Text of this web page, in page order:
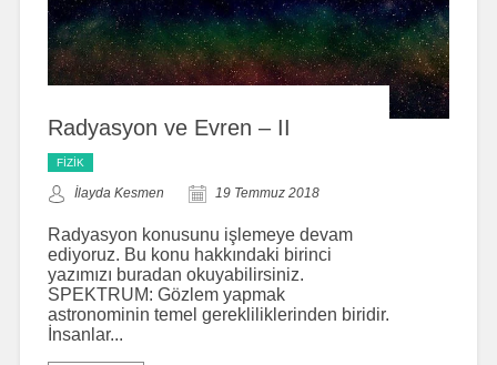
Radyasyon ve Evren – II
FIZIK
İlayda Kesmen 19 Temmuz 2018
Radyasyon konusunu işlemeye devam
ediyoruz. Bu konu hakkındaki birinci
yazımızı buradan okuyabilirsiniz.
SPEKTRUM: Gözlem yapmak
astronominin temel gerekliliklerinden biridir.
İnsanlar...